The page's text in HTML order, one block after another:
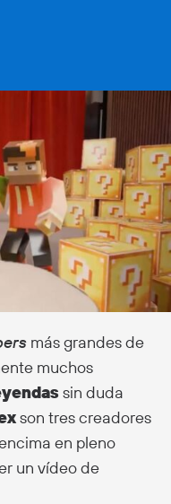
más grandes de
muchos
sin duda
son tres creadores
en pleno
un vídeo de